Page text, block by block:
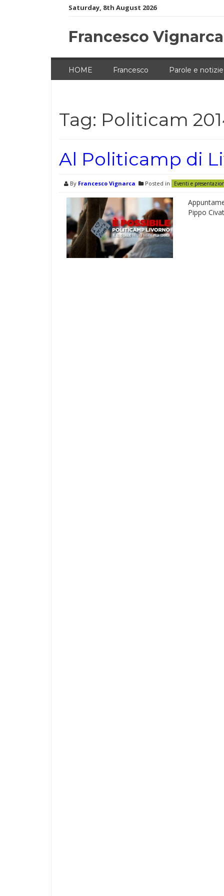
Saturday, 8th August 2026
Francesco
HOME Francesco Parole e notizie
Tag: Politicam
Al Politicamp di
By Francesco Vignarca Posted in Eventi e
Pippo